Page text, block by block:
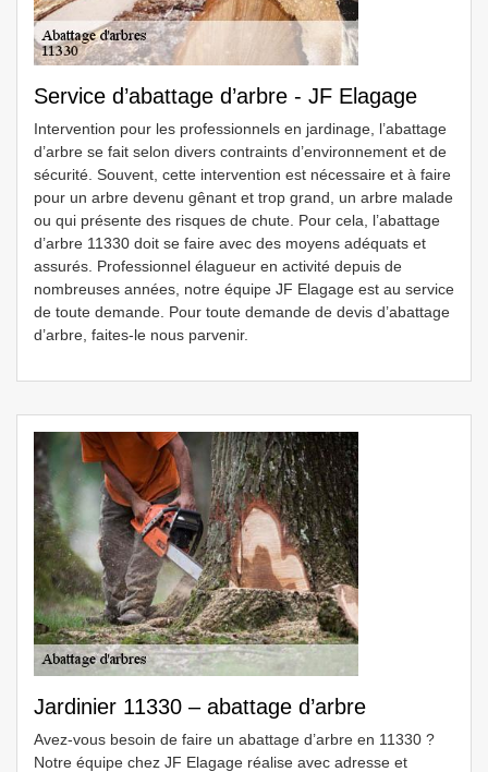
Service d’abattage d’arbre - JF Elagage
Intervention pour les professionnels en jardinage, l’abattage
d’arbre se fait selon divers contraints d’environnement et de
sécurité. Souvent, cette intervention est nécessaire et à faire
pour un arbre devenu gênant et trop grand, un arbre malade
ou qui présente des risques de chute. Pour cela, l’abattage
d’arbre 11330 doit se faire avec des moyens adéquats et
assurés. Professionnel élagueur en activité depuis de
nombreuses années, notre équipe JF Elagage est au service
de toute demande. Pour toute demande de devis d’abattage
d’arbre, faites-le nous parvenir.
Jardinier 11330 – abattage d’arbre
Avez-vous besoin de faire un abattage d’arbre en 11330 ?
Notre équipe chez JF Elagage réalise avec adresse et